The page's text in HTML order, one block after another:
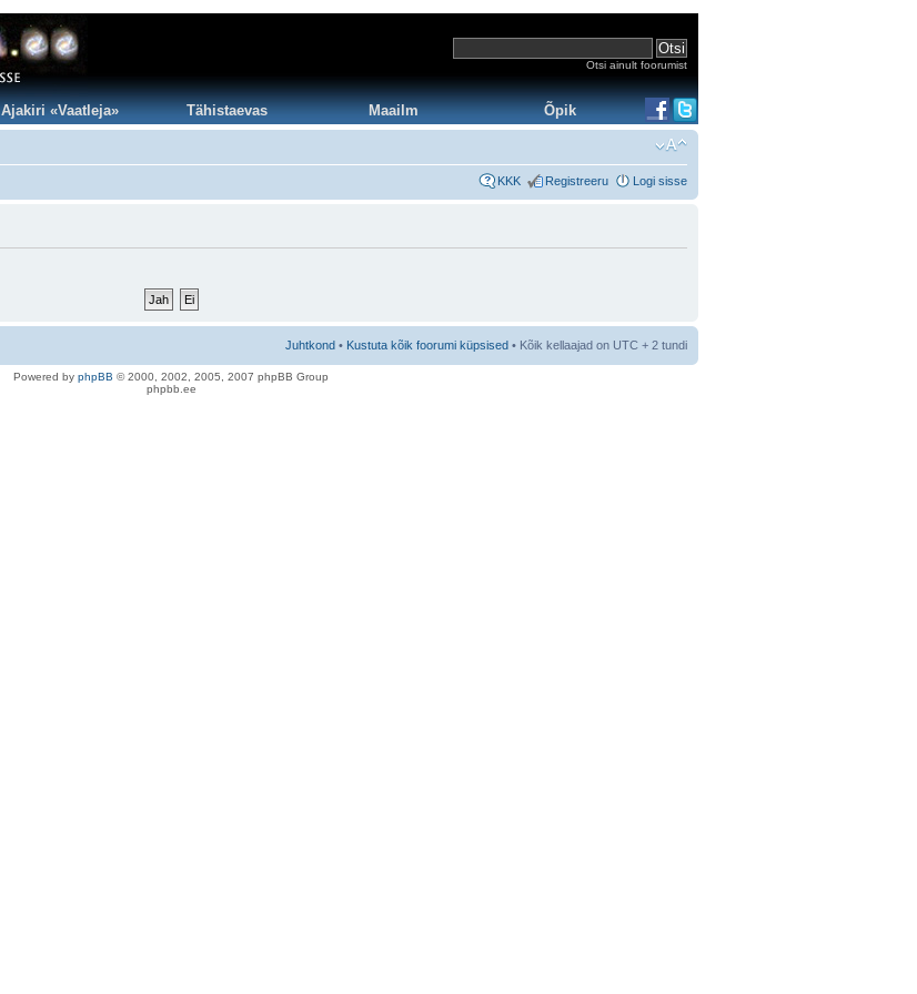
Otsi ainult foorumist
Ajakiri «Vaatleja» Tähistaevas Maailm Õpik
KKK Registreeru Logi sisse
Juhtkond • Kustuta kõik foorumi küpsised • Kõik kellaajad on UTC + 2 tundi
Powered by phpBB © 2000, 2002, 2005, 2007 phpBB Group
phpbb.ee